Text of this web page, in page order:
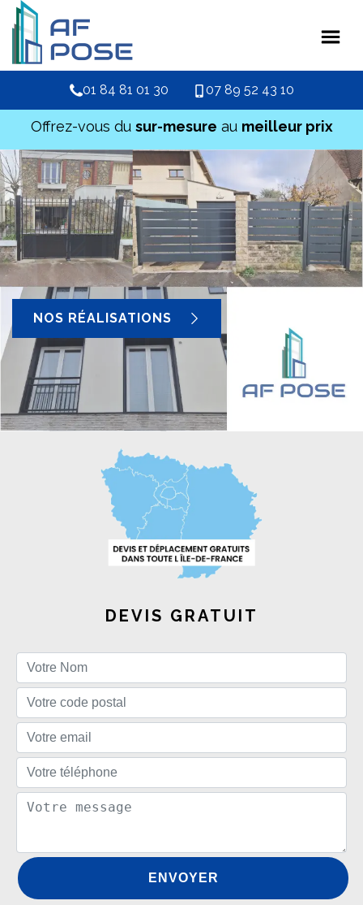
01 84 81 01 30 07 89 52 43 10
Offrez-vous du sur-mesure au meilleur prix
NOS RÉALISATIONS
DEVIS GRATUIT